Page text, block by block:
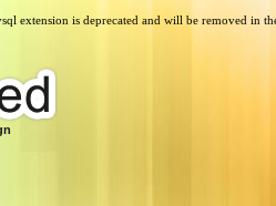
extension is deprecated and will be removed in